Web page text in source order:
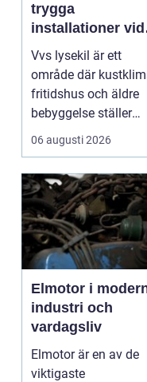
trygga
installationer vid
kusten
Vvs lysekil är ett
område där
fritidshus och äldre
bebyggelse ställer
extra höga krav på...
06 augusti 2026
Elmotor i
industri och
vardagsliv
Elmotor är en av de
viktigaste